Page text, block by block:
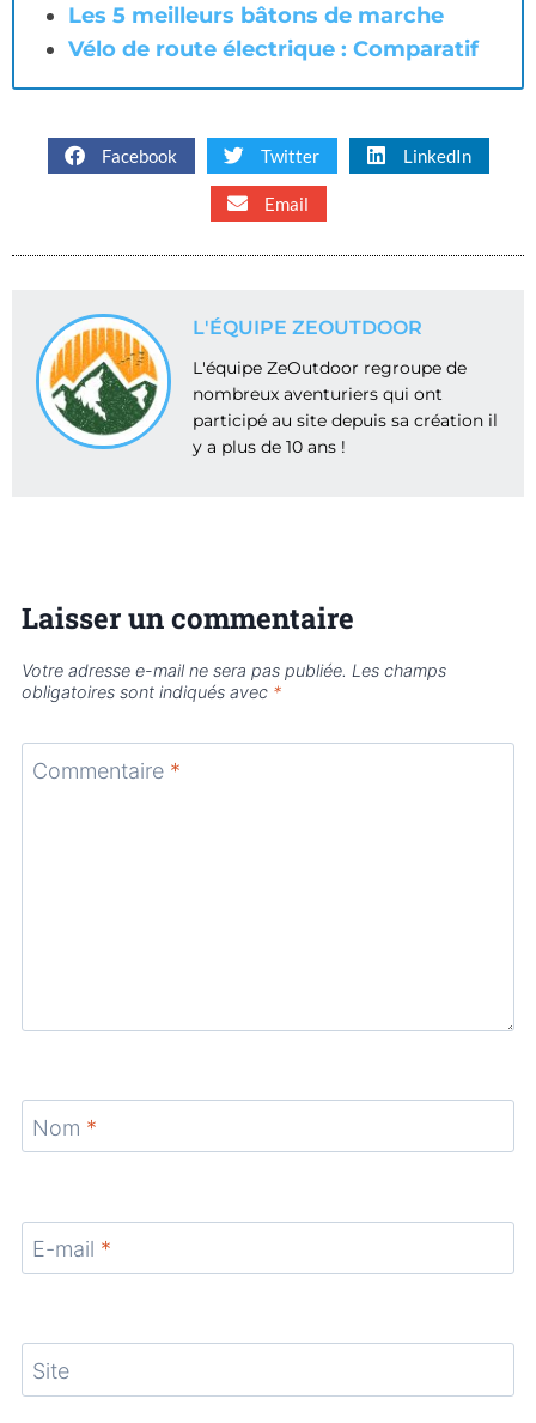
Les 5 meilleurs bâtons de marche
Vélo de route électrique : Comparatif
Facebook Twitter LinkedIn
Email
L'ÉQUIPE ZEOUTDOOR
L'équipe ZeOutdoor regroupe de
nombreux aventuriers qui ont
participé au site depuis sa création il
y a plus de 10 ans !
Laisser un commentaire
Votre adresse e-mail ne sera pas publiée. Les champs
obligatoires sont indiqués avec *
Commentaire *
Nom *
E-mail *
Site